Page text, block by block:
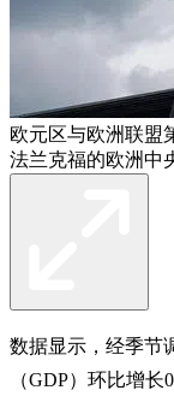
欧元区与欧洲联盟
法兰克福的欧洲中
数据显示，经季节
（GDP）环比增长